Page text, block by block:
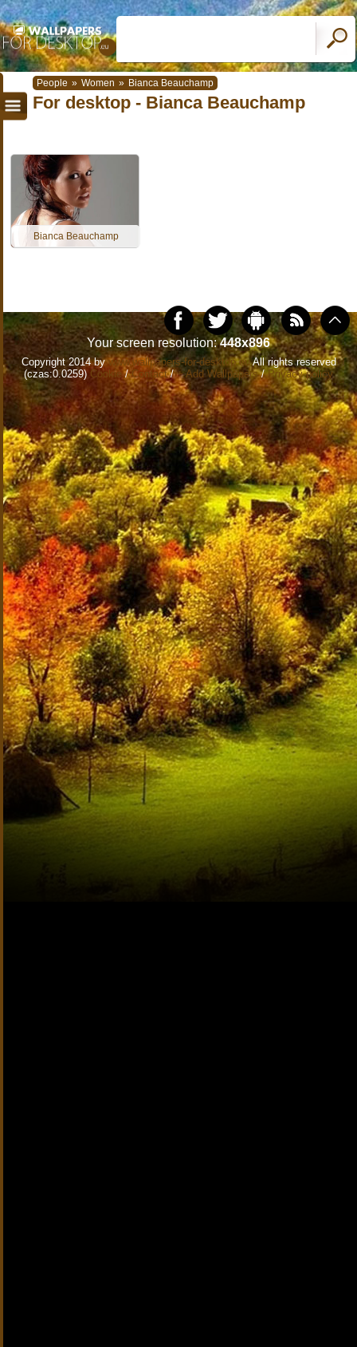
People » Women » Bianca Beauchamp
For desktop - Bianca Beauchamp
Bianca Beauchamp
Your screen resolution:448x896
Copyright 2014 bywww.wallpapers-for-desktop.euAll rights reserved
(czas:0.0259) Cookie/Contact/+ Add Wallpapers/Privacy policy